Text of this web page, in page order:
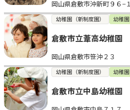
岡山県倉敷市沖新町９６−１
幼稚園（新制度園） 幼稚園
倉敷市立葦高幼稚園
岡山県倉敷市笹沖２３
幼稚園（新制度園） 幼稚園
倉敷市立中島幼稚園